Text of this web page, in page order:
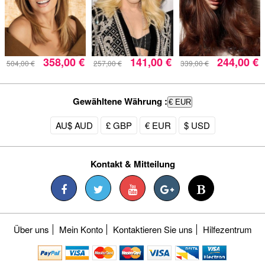
504,00 € 358,00 € 257,00 € 141,00 € 339,00 € 244,00 €
Gewähltene Währung : € EUR
AU$ AUD £ GBP € EUR $ USD
Kontakt & Mitteilung
Über uns Mein Konto Kontaktieren Sie uns Hilfezentrum